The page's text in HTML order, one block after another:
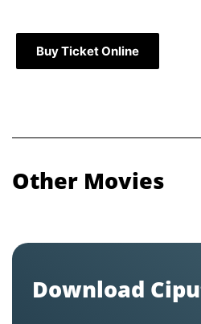
Buy Ticket Online
Other Movies
Download